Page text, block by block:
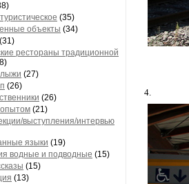
(35)
объекты (34)
(31)
рестораны традиционной
(27)
(26)
(26)
(21)
выступления/интервью
языки (19)
водные и подводные (15)
(15)
(13)
4.